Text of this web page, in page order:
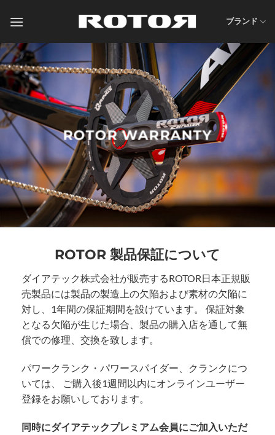
ブランド
ROTOR WARRANTY
ROTOR 製品保証について
ダイアテック株式会社が販売するROTOR日本正規販
売製品には製品の製造上の欠陥および素材の欠陥に
対し、1年間の保証期間を設けています。 保証対象
となる欠陥が生じた場合、製品の購入店を通して無
償での修理、交換を致します。
パワークランク・パワースパイダー、クランクにつ
いては、 ご購入後1週間以内にオンラインユーザー
登録をお願いしております。
同時にダイアテックプレミアム会員にご加入いただ